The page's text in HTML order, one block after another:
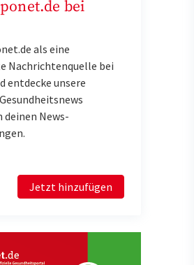
bei
als eine
Nachrichtenquelle bei
entdecke unsere
deinen News-
Jetzt hinzufügen